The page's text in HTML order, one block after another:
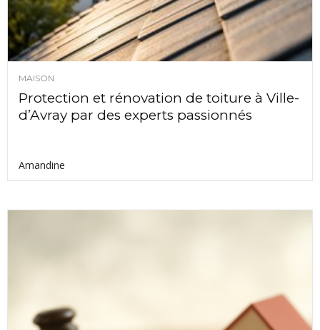
MAISON
Protection et rénovation de toiture à Ville-
d’Avray par des experts passionnés
Amandine